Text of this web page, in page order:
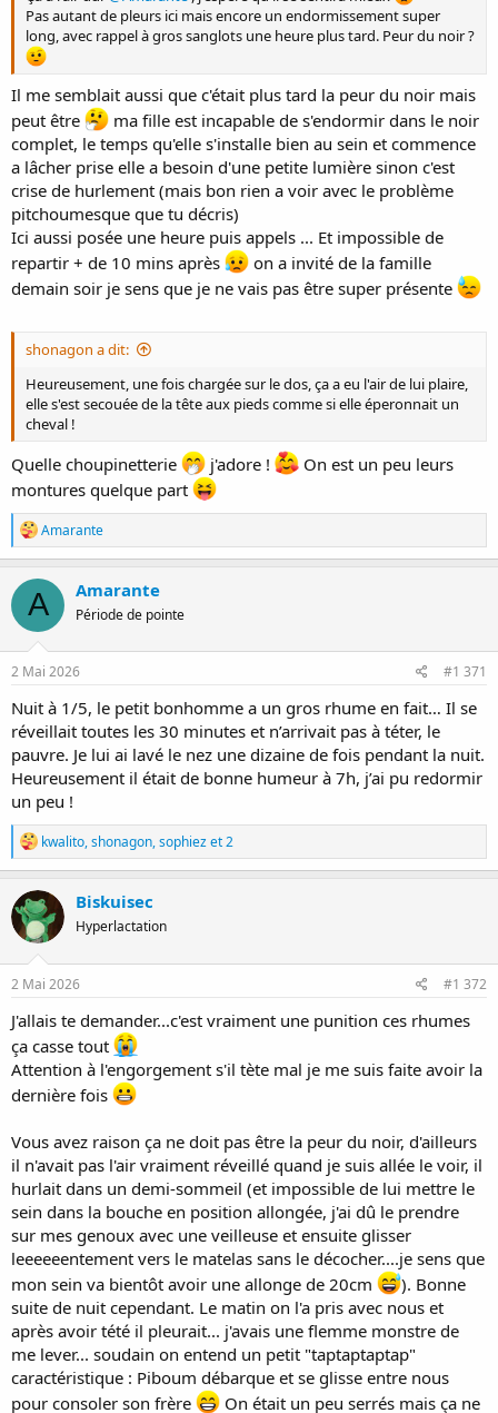
Pas autant de pleurs ici mais encore un endormissement super
long, avec rappel à gros sanglots une heure plus tard. Peur du noir ?
Il me semblait aussi que c'était plus tard la peur du noir mais
peut être
ma fille est incapable de s'endormir dans le noir
complet, le temps qu'elle s'installe bien au sein et commence
a lâcher prise elle a besoin d'une petite lumière sinon c'est
crise de hurlement (mais bon rien a voir avec le problème
pitchoumesque que tu décris)
Ici aussi posée une heure puis appels ... Et impossible de
repartir + de 10 mins après
on a invité de la famille
demain soir je sens que je ne vais pas être super présente
shonagon a dit:
Heureusement, une fois chargée sur le dos, ça a eu l'air de lui plaire,
elle s'est secouée de la tête aux pieds comme si elle éperonnait un
cheval !
Quelle choupinetterie j'adore !
On est un peu leurs
montures quelque part
R
é
a
c
t
o
n
s
Amarante
A Amarante
Période de pointe
2 Mai 2026 #1 371
Nuit à 1/5, le petit bonhomme a un gros rhume en fait… Il se
réveillait toutes les 30 minutes et n’arrivait pas à téter, le
pauvre. Je lui ai lavé le nez une dizaine de fois pendant la nuit.
Heureusement il était de bonne humeur à 7h, j’ai pu redormir
un peu !
R
é
a
c
t
i
o
n
s
kwalito,shonagon,sophiezet 2
Biskuisec
Hyperlactation
2 Mai 2026 #1 372
J'allais te demander...c'est vraiment une punition ces rhumes
ça casse tout
Attention à l'engorgement s'il tète mal je me suis faite avoir la
dernière fois
Vous avez raison ça ne doit pas être la peur du noir, d'ailleurs
il n'avait pas l'air vraiment réveillé quand je suis allée le voir, il
hurlait dans un demi-sommeil (et impossible de lui mettre le
sein dans la bouche en position allongée, j'ai dû le prendre
sur mes genoux avec une veilleuse et ensuite glisser
leeeeeentement vers le matelas sans le décocher....je sens que
mon sein va bientôt avoir une allonge de 20cm
). Bonne
suite de nuit cependant. Le matin on l'a pris avec nous et
après avoir tété il pleurait... j'avais une flemme monstre de
me lever... soudain on entend un petit "taptaptaptap"
caractéristique : Piboum débarque et se glisse entre nous
pour consoler son frère
On était un peu serrés mais ça ne